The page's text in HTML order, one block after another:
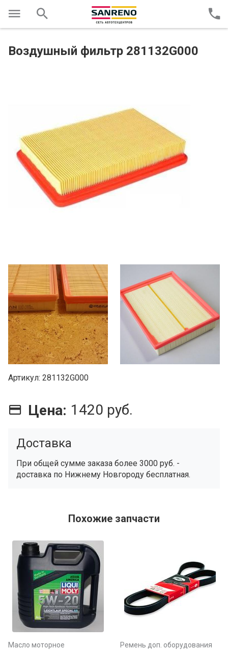
Воздушный фильтр 281132G000
Артикул 281132G000
Цена: 1420 руб.
Доставка
При общей сумме заказа более 3000 руб. -
доставка по Нижнему Новгороду бесплатная.
Похожие запчасти
Масло моторное
Ремень доп. оборудования